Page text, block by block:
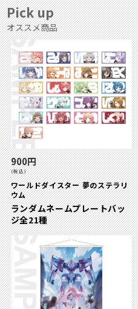
Pick up
オススメ商品
900円
(税込)
ワールドダイスター 夢のステラリ
ウム
ランダムネームプレートバッ
ジ全21種